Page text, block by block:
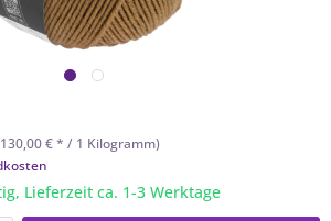
€ * / 1 Kilogramm)
Lieferzeit ca. 1-3 Werktage